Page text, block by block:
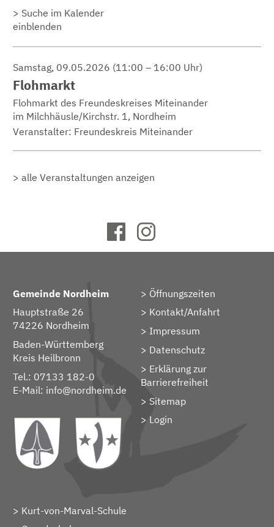
Suche im Kalender
einblenden
Samstag, 09.05.2026 (11:00 – 16:00 Uhr)
Flohmarkt
Flohmarkt des Freundeskreises Miteinander
im Milchhäusle/Kirchstr. 1, Nordheim
Veranstalter: Freundeskreis Miteinander
alle Veranstaltungen anzeigen
Gemeinde Nordheim
Hauptstraße 26
74226 Nordheim
Baden-Württemberg
Kreis Heilbronn
Tel.: 07133 182-0
E-Mail: info@nordheim.de
Öffnungszeiten
Kontakt/Anfahrt
Impressum
Datenschutz
Erklärung zur
Barrierefreiheit
Sitemap
> Login
Kurt-von-Marval-Schule